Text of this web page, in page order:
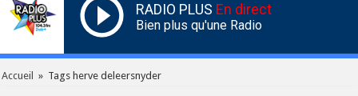
RADIO PLUS En direct
Bien plus qu'une Radio
Accueil » Tags herve deleersnyder